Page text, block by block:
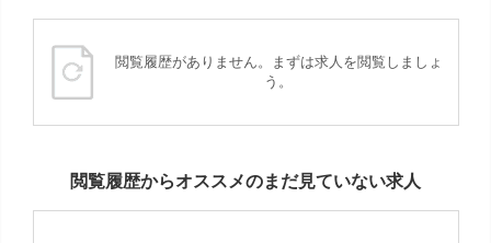
閲覧履歴がありません。まずは求人を閲覧しましょ
う。
閲覧履歴からオススメのまだ見ていない求人